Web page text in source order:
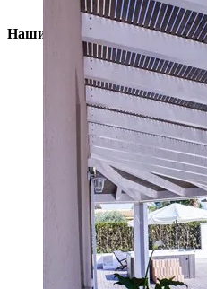
Наши самые популярные